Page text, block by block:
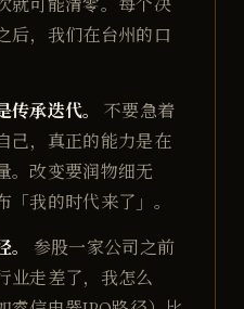
就可能清零。每个决
后，我们在台州的口
承迭代。
不要急着
己，真正的能力是在
。改变要润物细无
我的时代来了」。
参股一家公司之前
业走差了，我怎么